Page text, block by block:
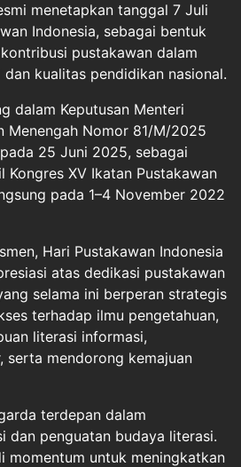
menetapkan tanggal 7 Juli
Indonesia, sebagai bentuk
pustakawan dalam
kualitas pendidikan nasional.
dalam Keputusan Menteri
Menengah Nomor 81/M/2025
25 Juni 2025, sebagai
Kongres XV Ikatan Pustakawan
pada 1–4 November 2022
Hari Pustakawan Indonesia
atas dedikasi pustakawan
selama ini berperan strategis
terhadap ilmu pengetahuan,
literasi informasi,
serta mendorong kemajuan
terdepan dalam
dan penguatan budaya literasi.
momentum untuk meningkatkan